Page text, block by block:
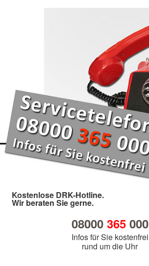
Kostenlose DRK-Hotline.
Wir beraten Sie gerne.
08000 365000
Infos für Sie kostenfrei
rund um die Uhr